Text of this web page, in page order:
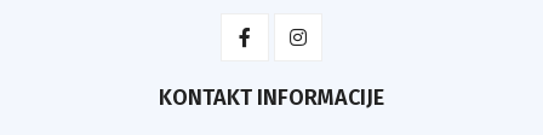
KONTAKT INFORMACIJE